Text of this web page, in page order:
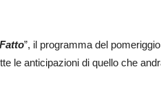
”, il programma del
le anticipazioni di quello che